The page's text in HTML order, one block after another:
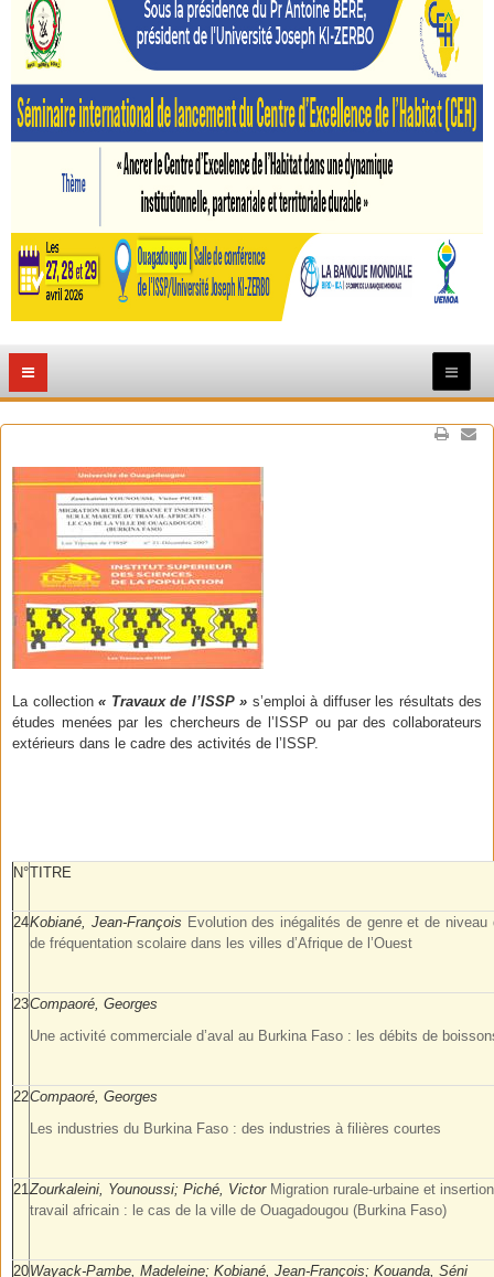
La collection « Travaux de l’ISSP » s’emploi à diffuser les résultats des
études menées par les chercheurs de l’ISSP ou par des collaborateurs
extérieurs dans le cadre des activités de l’ISSP.
N°TITRE
24Kobiané, Jean-François Evolution des inégalités de genre et de
de fréquentation scolaire dans les villes d’Afrique de l’Ouest
23Compaoré, Georges
Une activité commerciale d’aval au Burkina Faso : les débits de
22Compaoré, Georges
Les industries du Burkina Faso : des industries à filières courtes
21Zourkaleini, Younoussi; Piché, Victor Migration rurale-urbaine et
travail africain : le cas de la ville de Ouagadougou (Burkina Faso)
20Wayack-Pambe, Madeleine; Kobiané, Jean-François; Kouanda, Séni